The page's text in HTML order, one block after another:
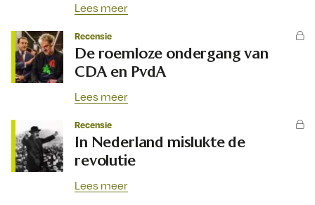
Lees meer
Recensie
De roemloze ondergang van
CDA en PvdA
Lees meer
Recensie
In Nederland mislukte de
revolutie
Lees meer